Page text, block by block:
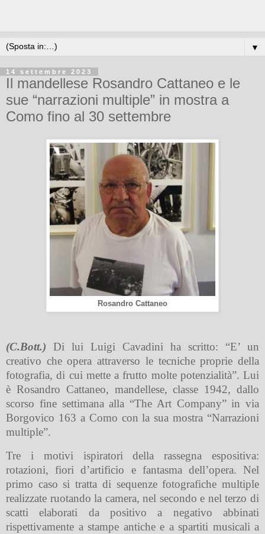
▼
14 settembre 2023
Il mandellese Rosandro Cattaneo e le
sue “narrazioni multiple” in mostra a
Como fino al 30 settembre
Rosandro Cattaneo
(C.Bott.) Di lui Luigi Cavadini ha scritto: “E’ un
creativo che opera attraverso le tecniche proprie della
fotografia, di cui mette a frutto molte potenzialità”. Lui
è Rosandro Cattaneo, mandellese, classe 1942, dallo
scorso fine settimana alla “The Art Company” in via
Borgovico 163 a Como con la sua mostra “Narrazioni
multiple”.
Tre i motivi ispiratori della rassegna espositiva:
rotazioni, fiori d’artificio e fantasma dell’opera. Nel
primo caso si tratta di sequenze fotografiche multiple
realizzate ruotando la camera, nel secondo e nel terzo di
scatti elaborati da positivo a negativo abbinati
rispettivamente a stampe antiche e a spartiti musicali a